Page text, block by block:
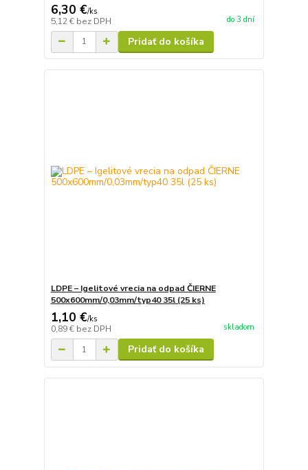
6,30 €/ks
5,12 € bez DPH do 3 dní
Pridať do košíka
LDPE – Igelitové vrecia na odpad ČIERNE
500x600mm/0,03mm/typ40 35l (25 ks)
1,10 €/ks
0,89 € bez DPH skladom
Pridať do košíka